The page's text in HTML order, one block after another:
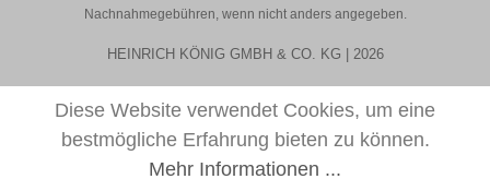
Nachnahmegebühren, wenn nicht anders angegeben.
HEINRICH KÖNIG GMBH & CO. KG | 2026
Diese Website verwendet Cookies, um eine
bestmögliche Erfahrung bieten zu können.
Mehr Informationen ...